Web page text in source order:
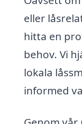
eller
hitta en
behov. Vi
lokala
informed